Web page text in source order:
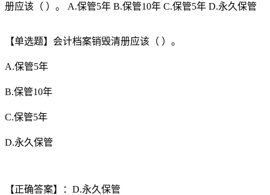
册应该（ ）。 A.保管5年 B.保管10年 C.保管5年 D.永久保管
【单选题】会计档案销毁清册应该（ ）。
A.保管5年
B.保管10年
C.保管5年
D.永久保管
【正确答案】：D.永久保管